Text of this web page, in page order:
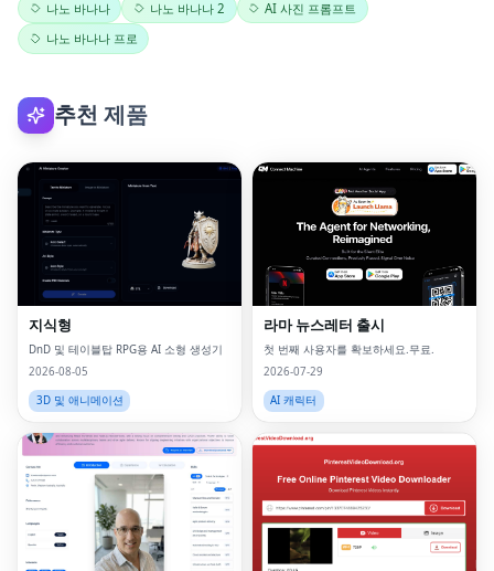
나노 바나나 나노 바나나 2
AI 사진 프롬프트
나노 바나나 프로
추천 제품
지식형
DnD 및 테이블탑 RPG용 AI 소형 생성기
2026-08-05
3D 및 애니메이션
라마 뉴스레터 출시
첫 번째 사용자를 확보하세요.무료.
2026-07-29
AI 캐릭터